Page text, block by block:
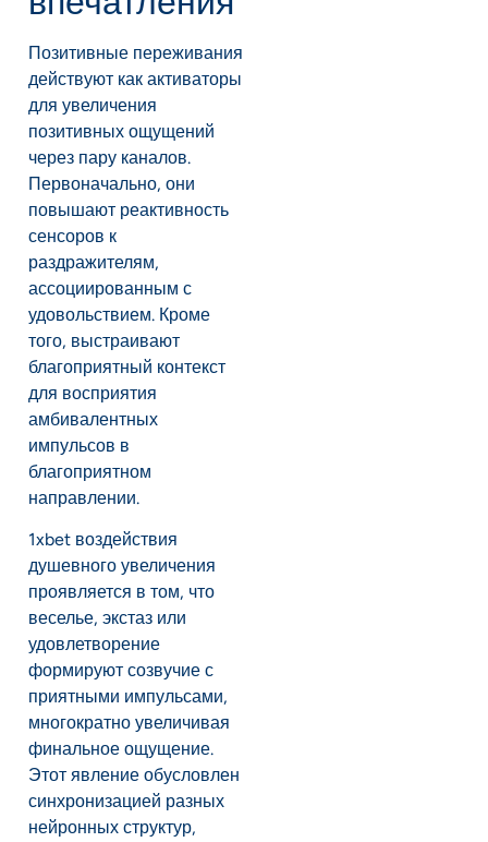
Позитивные переживания
действуют как активаторы
для увеличения
позитивных ощущений
через пару каналов.
Первоначально, они
повышают реактивность
сенсоров к
раздражителям,
ассоциированным с
удовольствием. Кроме
того, выстраивают
благоприятный контекст
для восприятия
амбивалентных
импульсов в
благоприятном
направлении.
1xbet воздействия
душевного увеличения
проявляется в том, что
веселье, экстаз или
удовлетворение
формируют созвучие с
приятными импульсами,
многократно увеличивая
финальное ощущение.
Этот явление обусловлен
синхронизацией разных
нейронных структур,